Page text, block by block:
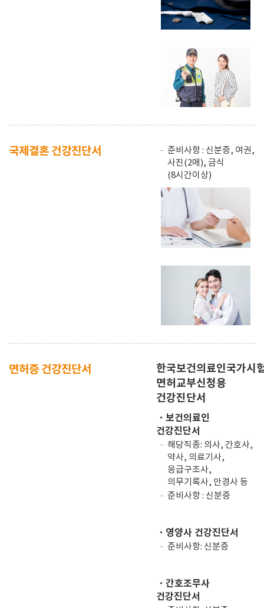
국제결혼 건강진단서
준비사항 : 신분증, 여권,
사진(2매), 금식
(8시간이상)
면허증 건강진단서
한국보건의료인국가시
면허교부신청용
건강진단서
・보건의료인
건강진단서
해당직종: 의사, 간호사,
약사, 의료기사,
응급구조사,
의무기록사, 안경사 등
준비사항 : 신분증
・영양사 건강진단서
준비사항: 신분증
・간호조무사
건강진단서